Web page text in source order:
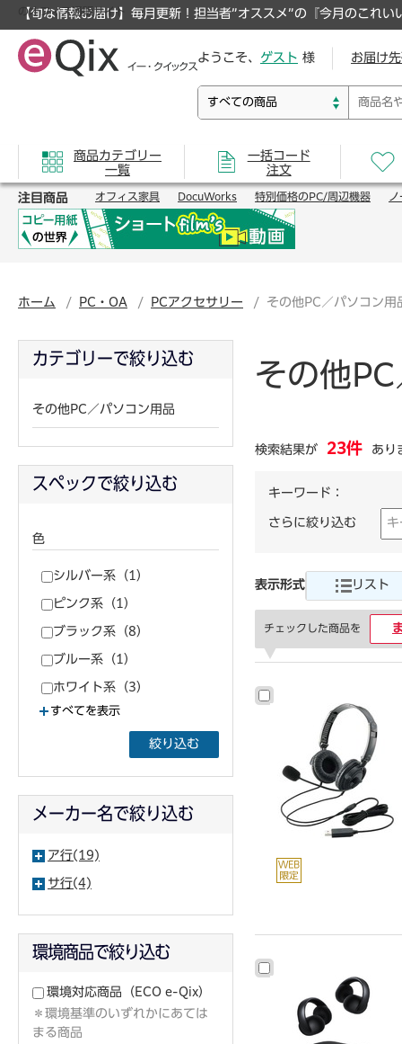
【旬な情報お届け】毎月更新！担当者”オススメ”の『今月のこれい
のオフィス通販サイト
ようこそ、 ゲスト 様 お届け
商品カテゴリー
一覧
一括コード
注文
注目商品 オフィス家具 DocuWorks 特別価格のPC/周辺機器 ノ
ホーム PC・OA PCアクセサリー その他PC／パソコン用
その他
検索結果が 23件 あり
キーワード：
さらに絞り込む
表示形式 リスト
チェックした商品を
カテゴリーで絞り込む
その他PC／パソコン用品
スペックで絞り込む
色
シルバー系（1）
ピンク系（1）
ブラック系（8）
ブルー系（1）
ホワイト系（3）
すべてを表示
絞り込む
メーカー名で絞り込む
ア行(19)
サ行(4)
環境商品で絞り込む
環境対応商品 （ECO e-Qix）
＊環境基準のいずれかにあては
まる商品